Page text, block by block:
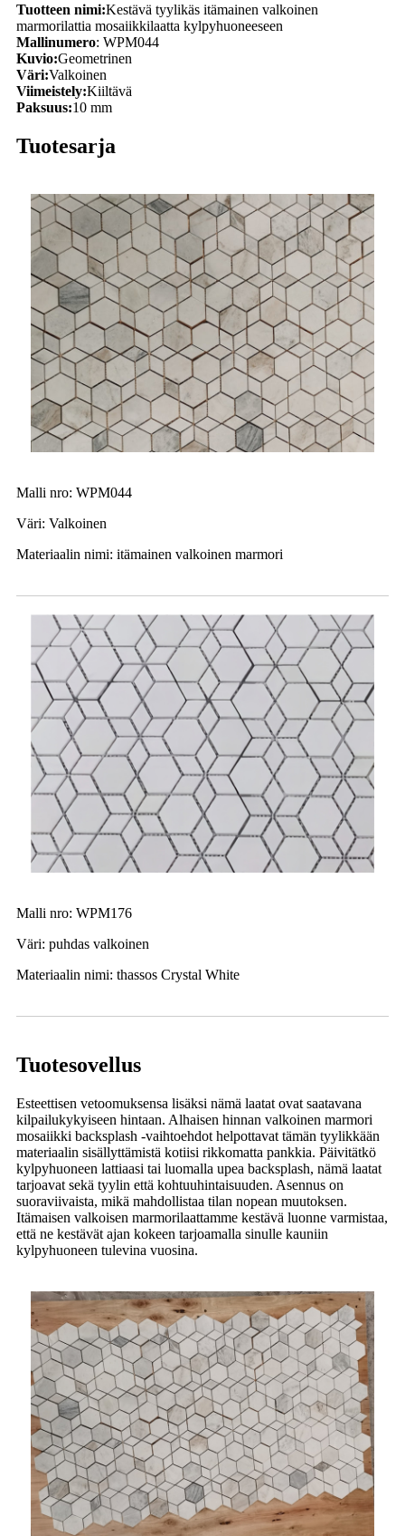
Tuotteen nimi:Kestävä tyylikäs itämainen valkoinen
marmorilattia mosaiikkilaatta kylpyhuoneeseen
Mallinumero: WPM044
Kuvio:Geometrinen
Väri:Valkoinen
Viimeistely:Kiiltävä
Paksuus:10 mm
Tuotesarja
Malli nro: WPM044
Väri: Valkoinen
Materiaalin nimi: itämainen valkoinen marmori
Malli nro: WPM176
Väri: puhdas valkoinen
Materiaalin nimi: thassos Crystal White
Tuotesovellus
Esteettisen vetoomuksensa lisäksi nämä laatat ovat saatavana
kilpailukykyiseen hintaan. Alhaisen hinnan valkoinen marmori
mosaiikki backsplash -vaihtoehdot helpottavat tämän tyylikkään
materiaalin sisällyttämistä kotiisi rikkomatta pankkia. Päivitätkö
kylpyhuoneen lattiaasi tai luomalla upea backsplash, nämä laatat
tarjoavat sekä tyylin että kohtuuhintaisuuden. Asennus on
suoraviivaista, mikä mahdollistaa tilan nopean muutoksen.
Itämaisen valkoisen marmorilaattamme kestävä luonne varmistaa,
että ne kestävät ajan kokeen tarjoamalla sinulle kauniin
kylpyhuoneen tulevina vuosina.